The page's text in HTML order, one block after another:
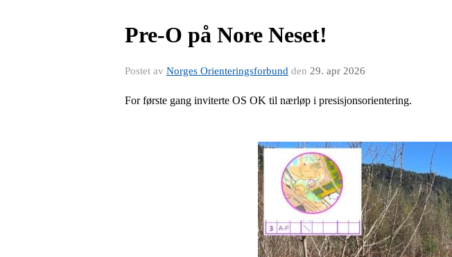
Pre-O på Nore Neset!
Postet av Norges Orienteringsforbund den 29. apr 2026
For første gang inviterte OS OK til nærløp i presisjonsorientering.